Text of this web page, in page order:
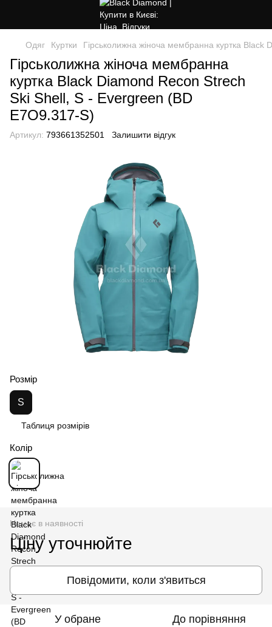
Одяг Куртки Гірськолижна жіноча мембранна куртка
Гірськолижна жіноча мембранна
куртка Black Diamond Recon Strech
Ski Shell, S - Evergreen (BD
E7O9.317-S)
Артикул: 793661352501 Залишити відгук
Розмір
S
Таблиця розмірів
Колір
Немає в наявності
Ціну уточнюйте
Повідомити, коли з'явиться
У обране До порівняння